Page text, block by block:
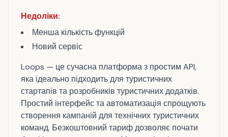
Недоліки:
Менша кількість функцій
Новий сервіс
Loops — це сучасна платформа з простим API,
яка ідеально підходить для туристичних
стартапів та розробників туристичних додатків.
Простий інтерфейс та автоматизація спрощують
створення кампаній для технічних туристичних
команд. Безкоштовний тариф дозволяє почати